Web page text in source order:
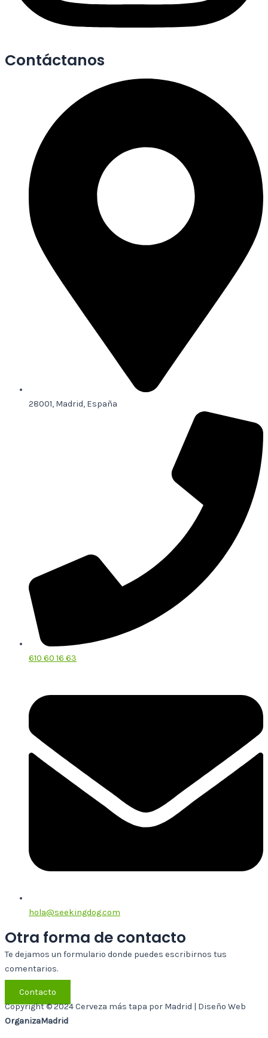
Contáctanos
28001, Madrid, España
610 60 16 63
hola@seekingdog.com
Otra forma de contacto
Te dejamos un formulario donde puedes escribirnos tus
comentarios.
Contacto
Copyright © 2024 Cerveza más tapa por Madrid | Diseño Web
OrganizaMadrid